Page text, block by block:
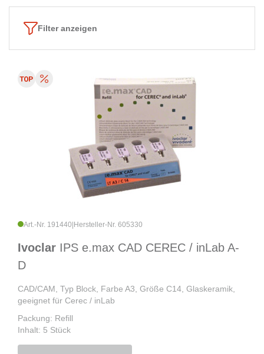
Filter anzeigen
Art.-Nr. 191440 Hersteller-Nr. 605330
Ivoclar IPS e.max CAD CEREC / inLab A-
D
CAD/CAM, Typ Block, Farbe A3, Größe C14, Glaskeramik,
geeignet für Cerec / inLab
Packung: Refill
Inhalt: 5 Stück